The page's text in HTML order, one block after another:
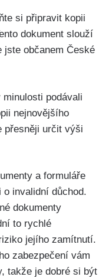
si připravit kopii
dokument slouží
občanem České
podávali
nejnovějšího
přesněji určit výši
a formuláře
o invalidní důchod.
dokumenty
to rychlé
jejího zamítnutí.
zabezpečení vám
takže je dobré si být